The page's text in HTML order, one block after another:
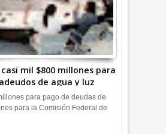
casi mil $800 millones para
de agua y luz
para pago de deudas de
para la Comisión Federal de